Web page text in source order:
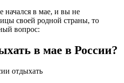
начался в мае, и вы не
своей родной страны, то
вопрос:
в мае в России?